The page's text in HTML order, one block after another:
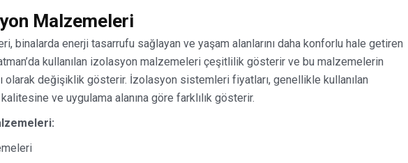
Malzemeleri
binalarda enerji tasarrufu sağlayan ve yaşam alanlarını daha konforlu hale getiren
kullanılan izolasyon malzemeleri çeşitlilik gösterir ve bu malzemelerin
olarak değişiklik gösterir. İzolasyon sistemleri fiyatları, genellikle kullanılan
ve uygulama alanına göre farklılık gösterir.